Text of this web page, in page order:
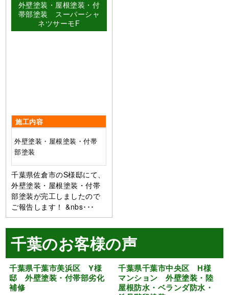
外壁塗装・屋根塗装・付
帯部塗装 スーパーシャ
ネツサーモF
外壁塗装・屋根塗装・付帯
部塗装
千葉県佐倉市のS様邸にて、
外壁塗装・屋根塗装・付帯
部塗装が完工しましたので
ご報告します！ &nbs･･･
千葉のお客様の声
千葉県千葉市美浜区 Y様
邸 外壁塗装・付帯部劣化
補修
千葉県千葉市中央区 H様
マンション 外壁塗装・陸
屋根防水・ベランダ防水・
鉄骨階段塗装